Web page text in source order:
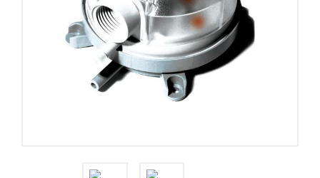
Cung cấp giải pháp quản lý cho toà nhà (BMS)
Bảo trì – Bảo dưỡng hệ thống
Tư vấn – Thiết kế – Cung cấp thiết bị HVAC
Thi công – Lắp đặt hệ thống HVAC
Yêu cầu báo giá